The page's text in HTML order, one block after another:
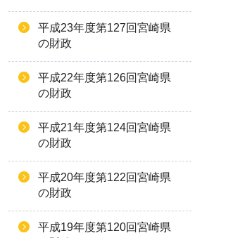
平成23年度第127回宮崎県
の財政
平成22年度第126回宮崎県
の財政
平成21年度第124回宮崎県
の財政
平成20年度第122回宮崎県
の財政
平成19年度第120回宮崎県